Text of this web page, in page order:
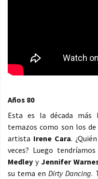
Años 80
Esta es la década más
temazos como son los de
artista Irene Cara.
veces? Luego
Medley y Jennifer
su tema enDirty Dancing.